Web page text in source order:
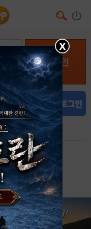
로그인
회원가입
X